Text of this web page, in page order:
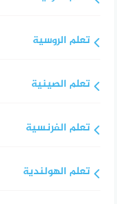
تعلم الروسية
تعلم الصينية
تعلم الفرنسية
تعلم الهولندية